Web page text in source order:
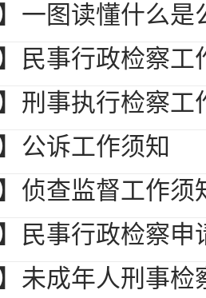
一图读懂什么是
民事行政检察工
刑事执行检察工
公诉工作须知
侦查监督工作须
民事行政检察
未成年人刑事